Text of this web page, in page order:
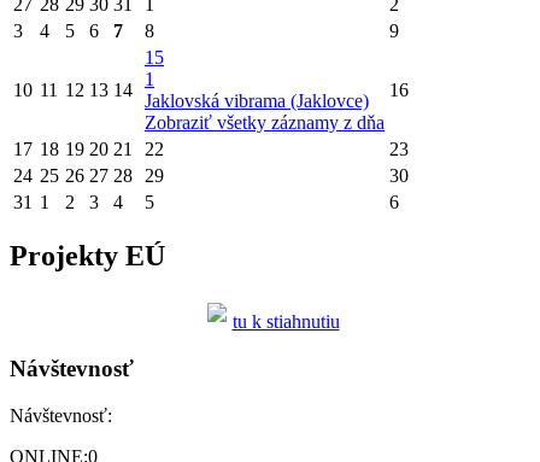
3
4 5 6 7 8 9
10 11 12 13 14
15
1
Jaklovská vibrama (Jaklovce)
Zobraziť všetky záznamy z dňa
16
17 18 19 20 21 22
23
24 25 26 27 28 29
30
31 1 2 3 4 5 6
Projekty EÚ
tu k stiahnutiu
Návštevnosť
Návštevnosť:
ONLINE:0